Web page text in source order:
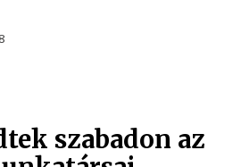
szabadon az